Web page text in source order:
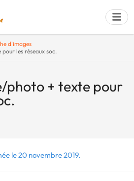
d'images
les réseaux soc.
photo + texte pour
le 20 novembre 2019.